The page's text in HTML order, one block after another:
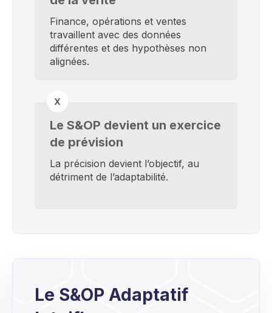
Finance, opérations et ventes
travaillent avec des données
différentes et des hypothèses non
alignées.
Le S&OP devient un exercice
de prévision
La précision devient l’objectif, au
détriment de l’adaptabilité.
Le S&OP Adaptatif